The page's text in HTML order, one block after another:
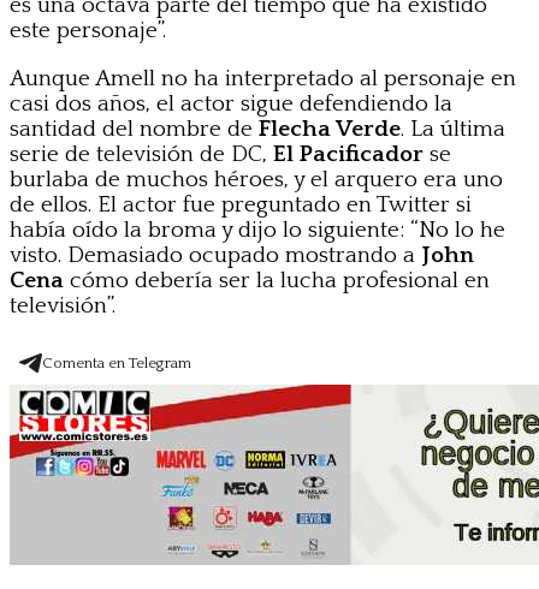
es una octava parte del tiempo que ha existido
este personaje”.
Aunque Amell no ha interpretado al personaje en
casi dos años, el actor sigue defendiendo la
santidad del nombre de Flecha Verde. La última
serie de televisión de DC, El Pacificador se
burlaba de muchos héroes, y el arquero era uno
de ellos. El actor fue preguntado en Twitter si
había oído la broma y dijo lo siguiente: “No lo he
visto. Demasiado ocupado mostrando a John
Cena cómo debería ser la lucha profesional en
televisión”.
Comenta en Telegram